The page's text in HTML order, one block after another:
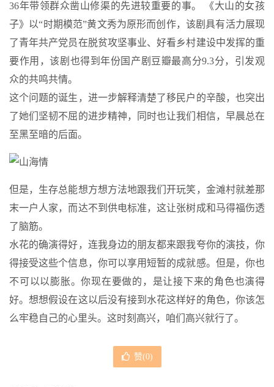
36年带领群众凿山修渠的先进较重要的事。 《大山的女孩
子》以“时期模范”黄文秀为原形而创作，该剧具有活力展现
了青年共产党员在脱贫攻坚事业、好看乡村建设中发挥的重
要作用，该剧也得到年份国产剧豆瓣最高分9.3分，引发观
众的共鸣共情。
这个问题的诞生，进一步解释清楚了移民户的辛酸，也突出
了她们坚韧不屈的进步精神，同时也让我们相信，早晨总在
至黑至暗的后面。
但是，生存总能想方想方法地跟我们开玩笑，金滩村就差那
末一户人家，而达不到供电标准，这让张树成和马得福伤透
了脑筋。
水花的确演得好，连我身边的朋友都来跟我夸你的演技，你
得接受这些个信息，你可以享用短暂的成就感。但是，你也
不可以以膨胀。你现在要做的，是让接下来的角色也演得
好。想想假设在这以后没有接到水花这样好的角色，你该怎
么牢稳自己的心里头。这时刻高兴，咱们高兴就行了。
赞(0)